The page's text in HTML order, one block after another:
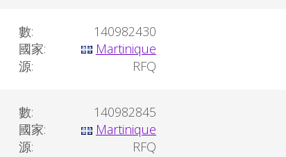
數:
140982430
國家:
Martinique
源:
RFQ
數:
140982845
國家:
Martinique
源:
RFQ